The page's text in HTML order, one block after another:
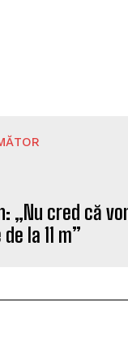
„Nu cred că vom